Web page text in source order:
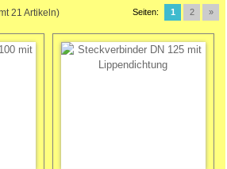
21 Artikeln) Seiten: 1 2 »